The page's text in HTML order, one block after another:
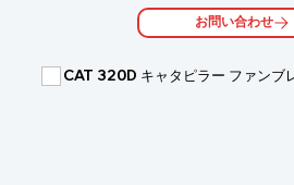
高回転型 真空モーター
宇宙環境向けモーター　(表面処理、低
お問い合わせ
CAT 320D キャタピラー ファンブ